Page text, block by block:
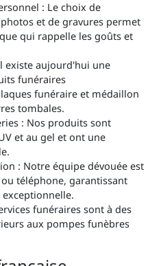
: Le choix de
et de gravures permet
qui rappelle les goûts et
existe aujourd'hui une
funéraires
funéraire et médaillon
tombales.
: Nos produits sont
et au gel et ont une
: Notre équipe dévouée est
téléphone, garantissant
funéraires sont à des
aux pompes funèbres